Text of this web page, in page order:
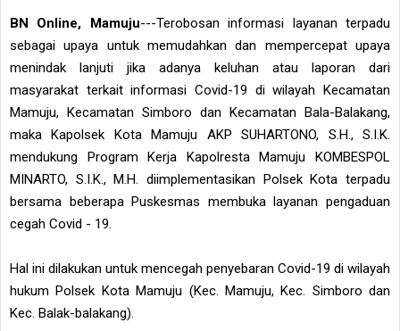
BN Online, Mamuju---Terobosan informasi layanan terpadu
sebagai upaya untuk memudahkan dan mempercepat upaya
menindak lanjuti jika adanya keluhan atau laporan dari
masyarakat terkait informasi Covid-19 di wilayah Kecamatan
Mamuju, Kecamatan Simboro dan Kecamatan Bala-Balakang,
maka Kapolsek Kota Mamuju AKP SUHARTONO, S.H., S.I.K.
mendukung Program Kerja Kapolresta Mamuju KOMBESPOL
MINARTO, S.I.K., M.H. diimplementasikan Polsek Kota terpadu
bersama beberapa Puskesmas membuka layanan pengaduan
cegah Covid - 19.
Hal ini dilakukan untuk mencegah penyebaran Covid-19 di wilayah
hukum Polsek Kota Mamuju (Kec. Mamuju, Kec. Simboro dan
Kec. Balak-balakang).